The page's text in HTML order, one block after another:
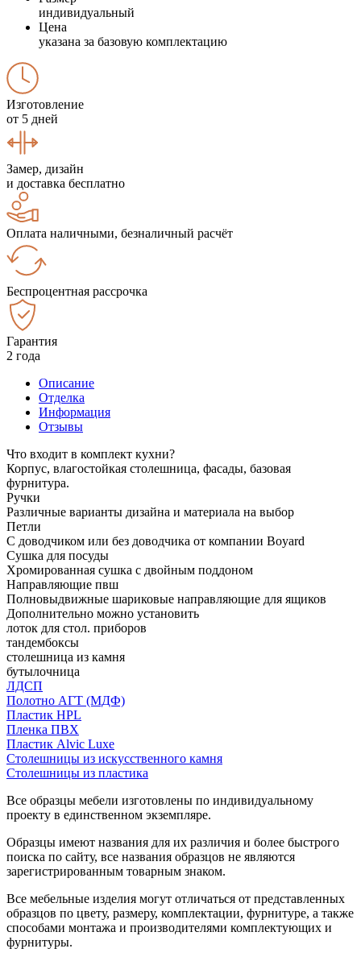
индивидуальный
Цена
указана за базовую комплектацию
Изготовление
от 5 дней
Замер, дизайн
и доставка бесплатно
Оплата наличными, безналичный расчёт
Беспроцентная рассрочка
Гарантия
2 года
Описание
Отделка
Информация
Отзывы
Что входит в комплект кухни?
Корпус, влагостойкая столешница, фасады, базовая
фурнитура.
Ручки
Различные варианты дизайна и материала на выбор
Петли
С доводчиком или без доводчика от компании Boyard
Сушка для посуды
Хромированная сушка с двойным поддоном
Направляющие пвш
Полновыдвижные шариковые направляющие для ящиков
Дополнительно можно установить
лоток для стол. приборов
тандембоксы
столешница из камня
бутылочница
ЛДСП
Полотно АГТ (МДФ)
Пластик HPL
Пленка ПВХ
Пластик Alvic Luxe
Столешницы из искусственного камня
Столешницы из пластика
Все образцы мебели изготовлены по индивидуальному
проекту в единственном экземпляре.
Образцы имеют названия для их различия и более быстрого
поиска по сайту, все названия образцов не являются
зарегистрированным товарным знаком.
Все мебельные изделия могут отличаться от представленных
образцов по цвету, размеру, комплектации, фурнитуре, а также
способами монтажа и производителями комплектующих и
фурнитуры.